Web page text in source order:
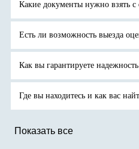
ожидают
продолжения
роста
золото
новых
Какие документы нужно взять с
Есть ли возможность выезда
Как вы гарантируете
Где вы находитесь и как вас
Показать все